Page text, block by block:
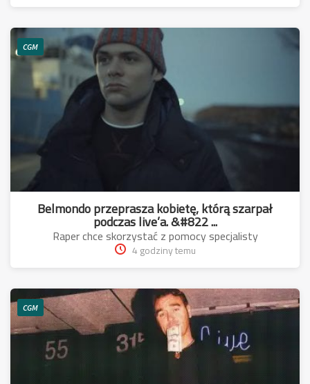
CGM
Belmondo przeprasza kobietę, którą szarpał
podczas live’a. &#822 ...
Raper chce skorzystać z pomocy specjalisty
4 godziny temu
CGM